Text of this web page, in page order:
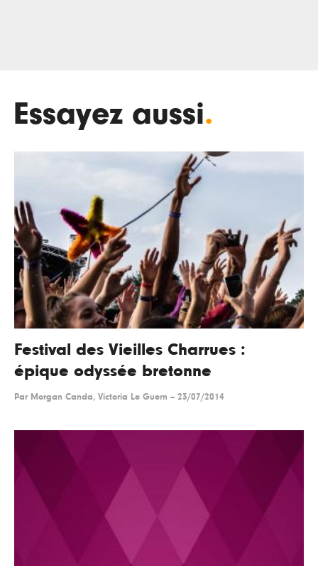
Essayez aussi.
Festival des Vieilles Charrues :
épique odyssée bretonne
Par Morgan Canda, Victoria Le Guern -- 23/07/2014